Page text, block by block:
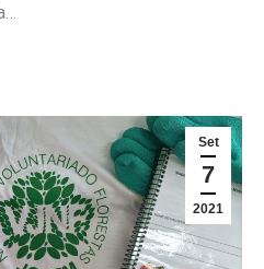
Set
7
2021